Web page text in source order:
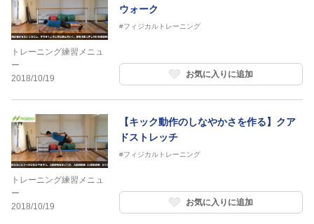
トレーニング練習メニュ
ー
2018/10/19
ウォーク
#フィジカルトレーニング
お気に入りに追加
トレーニング練習メニュ
ー
2018/10/19
【キック動作のしなやかさを作る】クア
ドストレッチ
#フィジカルトレーニング
お気に入りに追加